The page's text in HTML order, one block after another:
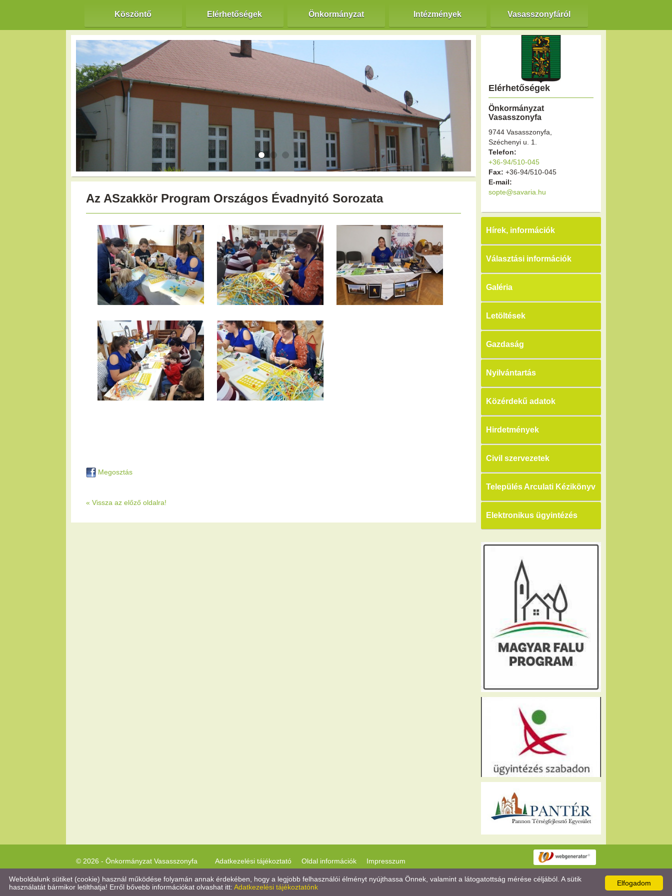
Köszöntő Elérhetőségek Önkormányzat Intézmények Vasasszonyfáról
Az ASzakkör Program Országos Évadnyitó Sorozata
Megosztás
« Vissza az előző oldalra!
Elérhetőségek
Önkormányzat
Vasasszonyfa
9744 Vasasszonyfa,
Széchenyi u. 1.
Telefon:
+36-94/510-045
Fax: +36-94/510-045
E-mail:
sopte@savaria.hu
Hírek, információk
Választási információk
Galéria
Letöltések
Gazdaság
Nyilvántartás
Közérdekű adatok
Hirdetmények
Civil szervezetek
Település Arculati Kézikönyv
Elektronikus ügyintézés
© 2026 - Önkormányzat Vasasszonyfa Adatkezelési tájékoztató Oldal információk Impresszum
Keresés az oldal tartalmában
Elfogadom
Weboldalunk sütiket (cookie) használ működése folyamán annak érdekében, hogy a legjobb felhasználói élményt nyújthassa Önnek, valamint a látogatottság mérése céljából. A sütik
használatát bármikor letilthatja! Erről bővebb információkat olvashat itt: Adatkezelési tájékoztatónk